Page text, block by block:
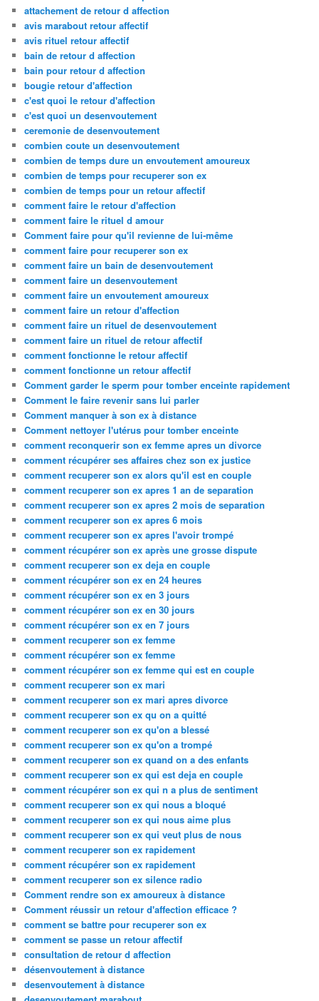
attachement de retour d affection
avis marabout retour affectif
avis rituel retour affectif
bain de retour d affection
bain pour retour d affection
bougie retour d'affection
c'est quoi le retour d'affection
c'est quoi un desenvoutement
ceremonie de desenvoutement
combien coute un desenvoutement
combien de temps dure un envoutement amoureux
combien de temps pour recuperer son ex
combien de temps pour un retour affectif
comment faire le retour d'affection
comment faire le rituel d amour
Comment faire pour qu'il revienne de lui-même
comment faire pour recuperer son ex
comment faire un bain de desenvoutement
comment faire un desenvoutement
comment faire un envoutement amoureux
comment faire un retour d'affection
comment faire un rituel de desenvoutement
comment faire un rituel de retour affectif
comment fonctionne le retour affectif
comment fonctionne un retour affectif
Comment garder le sperm pour tomber enceinte rapidement
Comment le faire revenir sans lui parler
Comment manquer à son ex à distance
Comment nettoyer l'utérus pour tomber enceinte
comment reconquerir son ex femme apres un divorce
comment récupérer ses affaires chez son ex justice
comment recuperer son ex alors qu'il est en couple
comment recuperer son ex apres 1 an de separation
comment recuperer son ex apres 2 mois de separation
comment recuperer son ex apres 6 mois
comment recuperer son ex apres l'avoir trompé
comment récupérer son ex après une grosse dispute
comment recuperer son ex deja en couple
comment récupérer son ex en 24 heures
comment récupérer son ex en 3 jours
comment récupérer son ex en 30 jours
comment récupérer son ex en 7 jours
comment recuperer son ex femme
comment récupérer son ex femme
comment récupérer son ex femme qui est en couple
comment recuperer son ex mari
comment recuperer son ex mari apres divorce
comment recuperer son ex qu on a quitté
comment recuperer son ex qu'on a blessé
comment recuperer son ex qu'on a trompé
comment recuperer son ex quand on a des enfants
comment recuperer son ex qui est deja en couple
comment récupérer son ex qui n a plus de sentiment
comment recuperer son ex qui nous a bloqué
comment recuperer son ex qui nous aime plus
comment recuperer son ex qui veut plus de nous
comment recuperer son ex rapidement
comment récupérer son ex rapidement
comment recuperer son ex silence radio
Comment rendre son ex amoureux à distance
Comment réussir un retour d'affection efficace ?
comment se battre pour recuperer son ex
comment se passe un retour affectif
consultation de retour d affection
désenvoutement à distance
desenvoutement à distance